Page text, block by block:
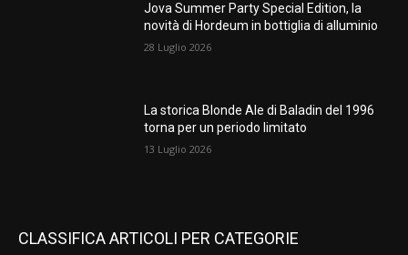
Jova Summer Party Special Edition, la
novità di Hordeum in bottiglia di alluminio
28 Luglio 2026
La storica Blonde Ale di Baladin del 1996
torna per un periodo limitato
13 Luglio 2026
CLASSIFICA ARTICOLI PER CATEGORIE